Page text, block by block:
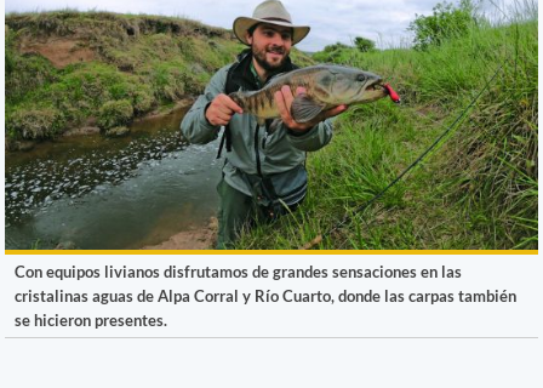
Con equipos livianos disfrutamos de grandes sensaciones en las
cristalinas aguas de Alpa Corral y Río Cuarto, donde las carpas también
se hicieron presentes.